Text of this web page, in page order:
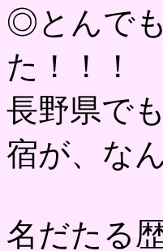
◎とんで
た！！！
長野県で
宿が、な
名だたる